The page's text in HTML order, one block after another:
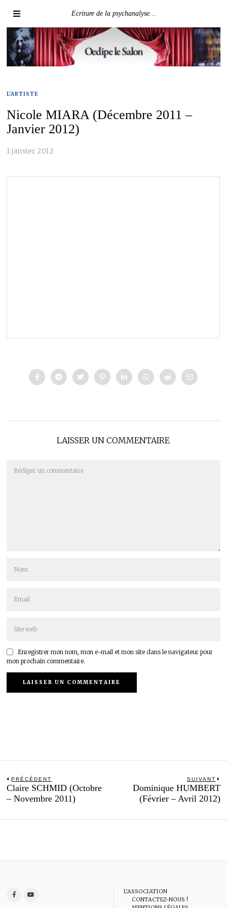
Ecriture de la psychanalyse…
L'ARTISTE
Nicole MIARA (Décembre 2011 –
Janvier 2012)
1 janvier 2012
LAISSER UN COMMENTAIRE
Enregistrer mon nom, mon e-mail et mon site dans le navigateur pour
mon prochain commentaire.
Navigation
de
l’article
PRÉCÉDENT
Previous
post:
Claire SCHMID (Octobre
– Novembre 2011)
SUIVANT
Dominique HUMBERT
(Février – Avril 2012)
L’ASSOCIATION
CONTACTEZ-NOUS !